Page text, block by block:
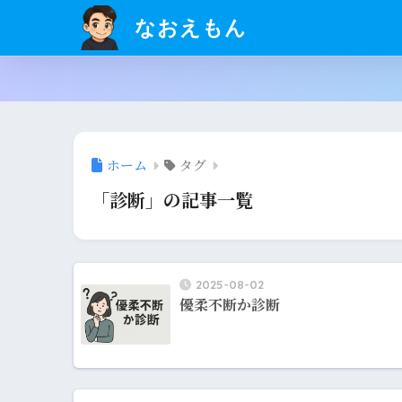
なおえもん
ホーム タグ
「診断」の記事一覧
2025-08-02
優柔不断か診断